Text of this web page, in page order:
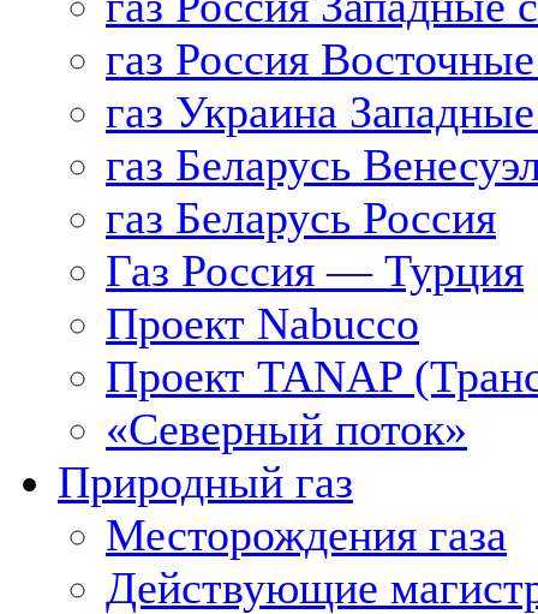
газ Россия
газ Украина
газ Беларусь
газ Беларусь Россия
Газ Россия — Турция
Проект Nabucco
Проект TANAP
«Северный поток»
Природный газ
Месторождения газа
Действующие